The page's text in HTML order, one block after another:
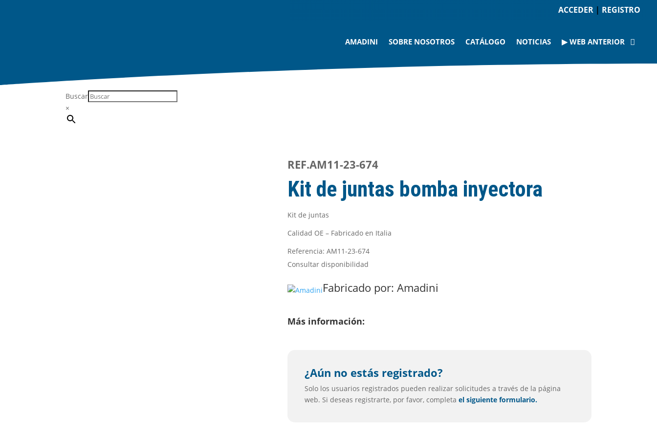
ACCEDER | REGISTRO
AMADINI SOBRE NOSOTROS CATÁLOGO NOTICIAS ▶ WEB ANTERIOR
Buscar
×
REF.AM11-23-674
Kit de juntas bomba inyectora
Kit de juntas
Calidad OE – Fabricado en Italia
Referencia: AM11-23-674
Consultar disponibilidad
Fabricado por:Amadini
Más información:
¿Aún no estás registrado?
Solo los usuarios registrados pueden realizar solicitudes a través de la página
web. Si deseas registrarte, por favor, completael siguiente formulario.